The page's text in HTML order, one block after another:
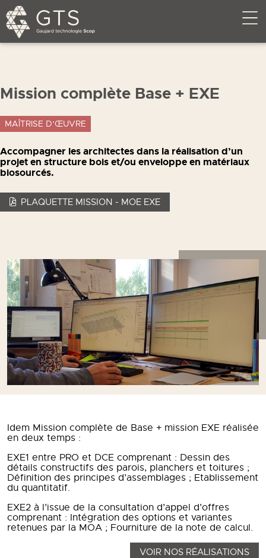
Mission complète Base + EXE
MAÎTRISE D’ŒUVRE
Accompagner les architectes dans la réalisation d’un
projet en structure bois et/ou enveloppe en matériaux
biosourcés.
PLAQUETTE MISSION - MOE EXE
Idem Mission complète de Base + mission EXE réalisée
en deux temps :
EXE1 entre PRO et DCE comprenant : Dessin des
détails constructifs des parois, planchers et toitures ;
Définition des principes d’assemblages ; Etablissement
du quantitatif.
EXE2 à l’issue de la consultation d’appel d’offres
comprenant : Intégration des options et variantes
retenues par la MOA ; Fourniture de la note de calcul.
VOIR NOS RÉALISATIONS